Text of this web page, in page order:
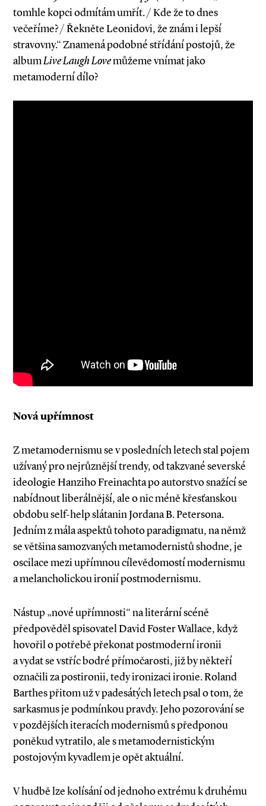
tomhle kopci odmítám umřít. / Kde že to dnes
večeříme? / Řekněte Leonidovi, že znám i lepší
stravovny.“ Znamená podobné střídání postojů, že
albumLive Laugh Lovemůžeme vnímat jako
metamoderní dílo?
Nová upřímnost
Z metamodernismu se v posledních letech stal pojem
užívaný pro nejrůznější trendy, od takzvané severské
ideologie Hanziho Freinachta po autorstvo snažící se
nabídnout liberálnější, ale o nic méně křesťanskou
obdobu self­-help slátanin Jordana B. Petersona.
Jedním z mála aspektů tohoto paradigmatu, na němž
se většina samozvaných metamodernistů shodne, je
oscilace mezi upřímnou cílevědomostí modernismu
a melancholickou ironií postmodernismu.
Nástup „nové upřímnosti“ na literární scéně
předpověděl spisovatel David Foster Wallace, když
hovořil o potřebě překonat postmoderní ironii
a vydat se vstříc bodré přímočarosti, již by někteří
označili za postironii, tedy ironizaci ironie. Roland
Barthes přitom už v padesátých letech psal o tom, že
sarkasmus je podmínkou pravdy. Jeho pozorování se
v pozdějších iteracích modernismů s předponou
poněkud vytratilo, ale s metamodernistickým
postojovým kyvadlem je opět aktuální.
V hudbě lze kolísání od jednoho extrému k druhému